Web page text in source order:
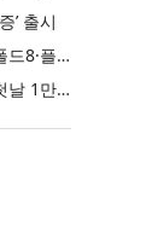
’ 출시
삼성전자, ‘갤럭시 Z 폴드8 울트라·폴드8·플립8’과 ‘갤럭시 워치 울트라2·워치9’ 국내 공식 출시
현대자동차 ‘디 올 뉴 아반떼’ 계약 첫날 1만 대 돌파